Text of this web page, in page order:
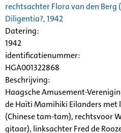
rechtsachter Flora van den Berg
Diligentia?, 1942
Datering:
1942
identificatienummer:
HGA001322868
Beschrijving:
Haagsche Amusement-
de Haïti Mamihiki Eilanders met
(Chinese tam-tam), rechtsvoor
gitaar), linksachter Fred de